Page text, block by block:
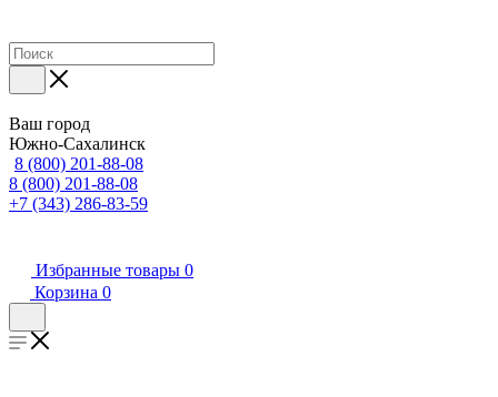
Ваш город
Южно-Сахалинск
8 (800) 201-88-08
8 (800) 201-88-08
+7 (343) 286-83-59
Избранные товары 0
Корзина 0